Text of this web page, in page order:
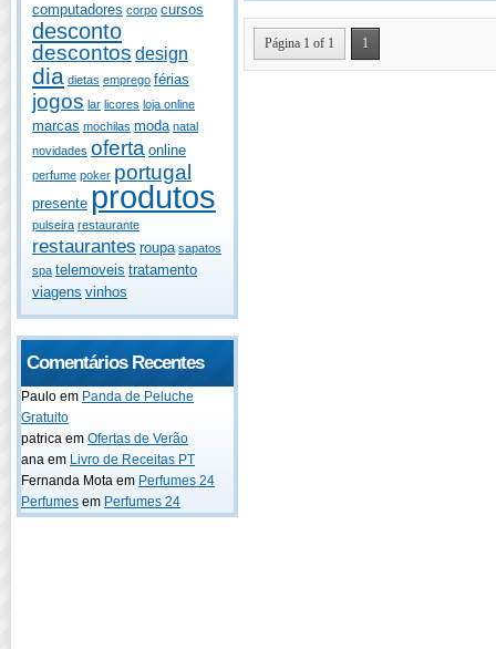
computadores corpo cursos
desconto
descontos design
dia dietas emprego férias
jogos lar licores loja online
marcas mochilas moda natal
novidades oferta online
perfume poker portugal
presente produtos
pulseira restaurante
restaurantes roupa sapatos
spa telemoveis tratamento
viagens vinhos
Comentários Recentes
Paulo em Panda de Peluche
Gratuito
patrica em Ofertas de Verão
ana em Livro de Receitas PT
Fernanda Mota em Perfumes 24
Perfumes em Perfumes 24
Página 1 of 1 1